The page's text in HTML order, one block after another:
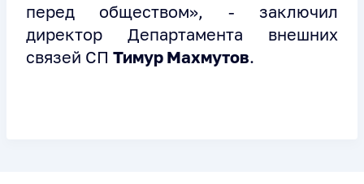
перед обществом», - заключил
директор Департамента внешних
связей СП Тимур Махмутов.